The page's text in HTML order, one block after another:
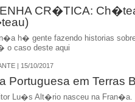
CR�TICA:
h� gente fazendo historias
o caso deste aqui
| 15/10/2017
Portuguesa em Terras
Lu�s Alt�rio nasceu na Fran�a.